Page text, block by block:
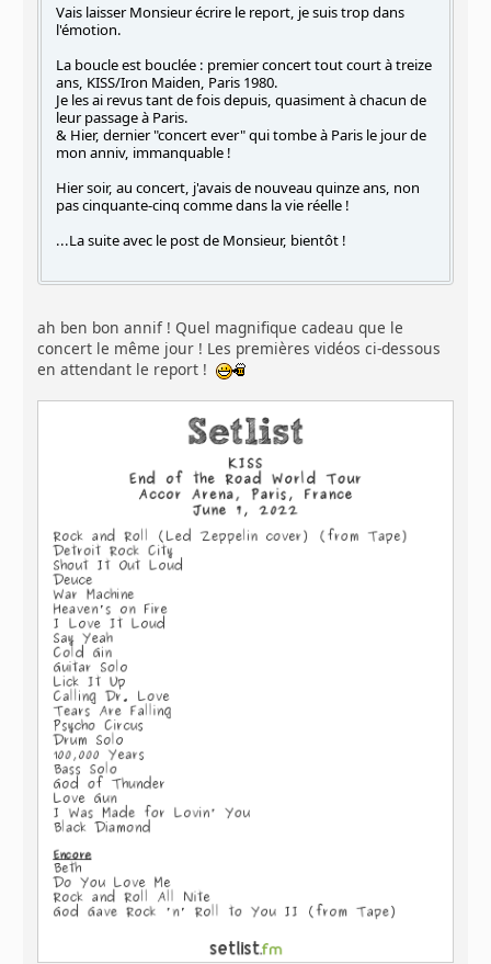
Vais laisser Monsieur écrire le report, je suis trop dans
l'émotion.
La boucle est bouclée : premier concert tout court à treize
ans, KISS/Iron Maiden, Paris 1980.
Je les ai revus tant de fois depuis, quasiment à chacun de
leur passage à Paris.
& Hier, dernier "concert ever" qui tombe à Paris le jour de
mon anniv, immanquable !
Hier soir, au concert, j'avais de nouveau quinze ans, non
pas cinquante-cinq comme dans la vie réelle !
...La suite avec le post de Monsieur, bientôt !
ah ben bon annif ! Quel magnifique cadeau que le
concert le même jour ! Les premières vidéos ci-dessous
en attendant le report !